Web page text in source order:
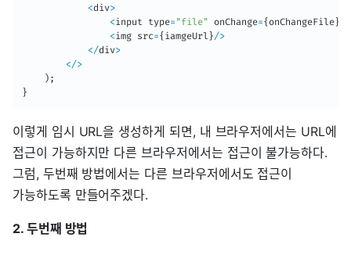
<div>
<input type= "file" onChange={ onChangeFile }
<img src={ iamgeUrl }/>
</div>
</>
) ;
}
이렇게 임시 URL을 생성하게 되면, 내 브라우저에서는 URL에
접근이 가능하지만 다른 브라우저에서는 접근이 불가능하다.
그럼, 두번째 방법에서는 다른 브라우저에서도 접근이
가능하도록 만들어주겠다.
2. 두번째 방법